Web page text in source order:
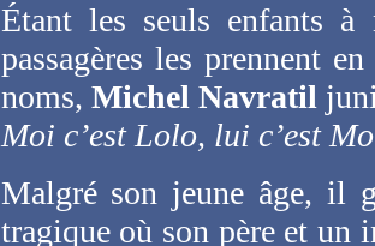
Étant les seuls enfants à
passagères les prennent
noms, Michel Navratil
Moi c’est Lolo, lui c’est
Malgré son jeune âge, il
tragique où son père et un